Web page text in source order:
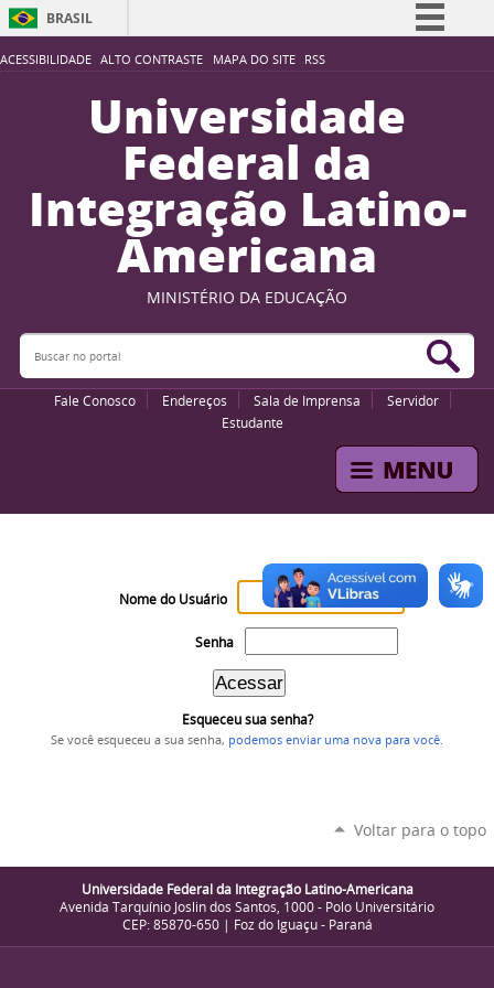
ACESSIBILIDADE ALTO CONTRASTE MAPA DO SITE RSS
BRASIL
Simplifique!
Participe
Acesso à informação
Legislação
Canais
Universidade
Federal da
Integração Latino-
Americana
MINISTÉRIO DA EDUCAÇÃO
Buscar no portal
Fale Conosco Endereços Sala de Imprensa
Servidor
Estudante
Nome do Usuário
Senha
Esqueceu sua senha?
Se você esqueceu a sua senha, podemos enviar uma nova para você.
Voltar para o topo
Universidade Federal da Integração Latino-Americana
Avenida Tarquínio Joslin dos Santos, 1000 - Polo Universitário
CEP: 85870-650 | Foz do Iguaçu - Paraná